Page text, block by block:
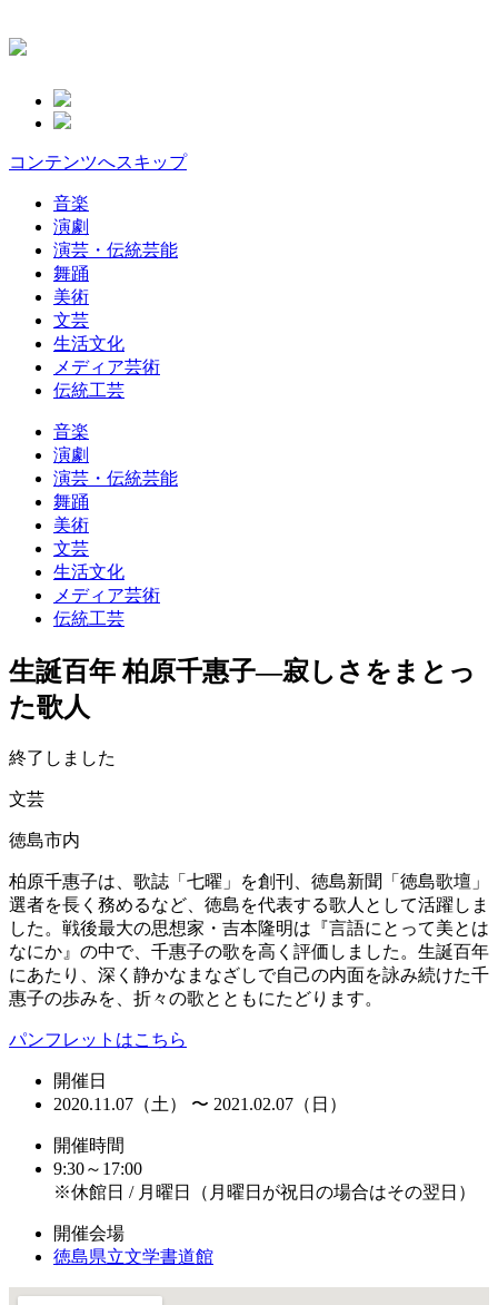
コンテンツへスキップ
音楽
演劇
演芸・伝統芸能
舞踊
美術
文芸
生活文化
メディア芸術
伝統工芸
音楽
演劇
演芸・伝統芸能
舞踊
美術
文芸
生活文化
メディア芸術
伝統工芸
生誕百年 柏原千惠子―寂しさをまとっ
た歌人
終了しました
文芸
徳島市内
柏原千惠子は、歌誌「七曜」を創刊、徳島新聞「徳島歌壇」
選者を長く務めるなど、徳島を代表する歌人として活躍しま
した。戦後最大の思想家・吉本隆明は『言語にとって美とは
なにか』の中で、千惠子の歌を高く評価しました。生誕百年
にあたり、深く静かなまなざしで自己の内面を詠み続けた千
惠子の歩みを、折々の歌とともにたどります。
パンフレットはこちら
開催日
2020.11.07（土） 〜 2021.02.07（日）
開催時間
9:30～17:00
※休館日 / 月曜日（月曜日が祝日の場合はその翌日）
開催会場
徳島県立文学書道館